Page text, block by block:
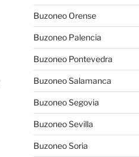
Buzoneo Orense
Buzoneo Palencia
Buzoneo Pontevedra
Buzoneo Salamanca
Buzoneo Segovia
Buzoneo Sevilla
Buzoneo Soria